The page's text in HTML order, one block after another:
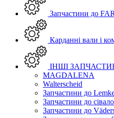
Запчастини до
Карданні вали і
ІНШІ
MAGDALENA
Walterscheid
Запчастини до
Запчастини до
Запчастини до